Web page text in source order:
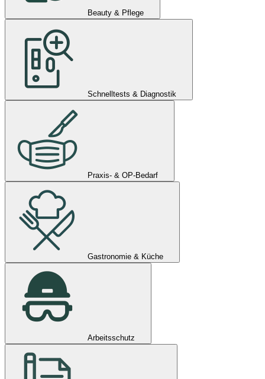
Beauty & Pflege
Schnelltests & Diagnostik
Praxis- & OP-Bedarf
Gastronomie & Küche
Arbeitsschutz